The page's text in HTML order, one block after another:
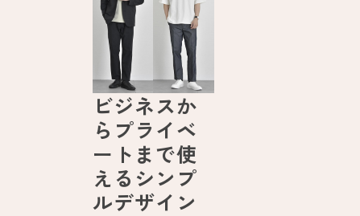
ビジネスか
らプライベ
ートまで使
えるシンプ
ルデザイン